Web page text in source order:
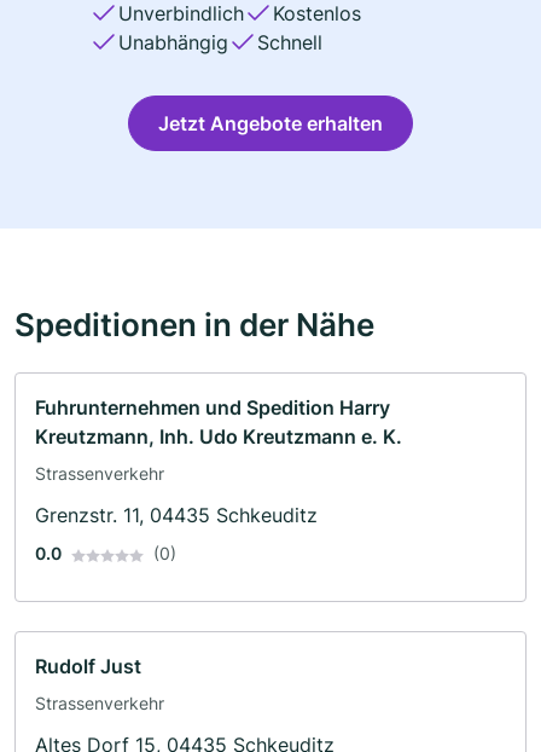
Unverbindlich
Kostenlos
Unabhängig
Schnell
Jetzt Angebote erhalten
Speditionen in der Nähe
Fuhrunternehmen und Spedition Harry
Kreutzmann, Inh. Udo Kreutzmann e. K.
Strassenverkehr
Grenzstr. 11, 04435 Schkeuditz
0.0 (0)
Rudolf Just
Strassenverkehr
Altes Dorf 15, 04435 Schkeuditz